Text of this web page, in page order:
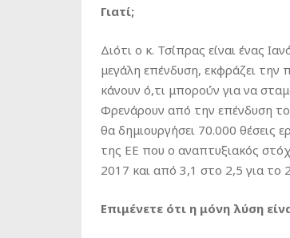
Γιατί;
Διότι ο κ. Τσίπρας είναι ένας
μεγάλη επένδυση, εκφράζει την
κάνουν ό,τι μπορούν για να
Φρενάρουν από την επένδυση
θα δημιουργήσει 70.000 θέσεις
της ΕΕ που ο αναπτυξιακός
2017 και από 3,1 στο 2,5 για το
Επιμένετε ότι η μόνη λύση